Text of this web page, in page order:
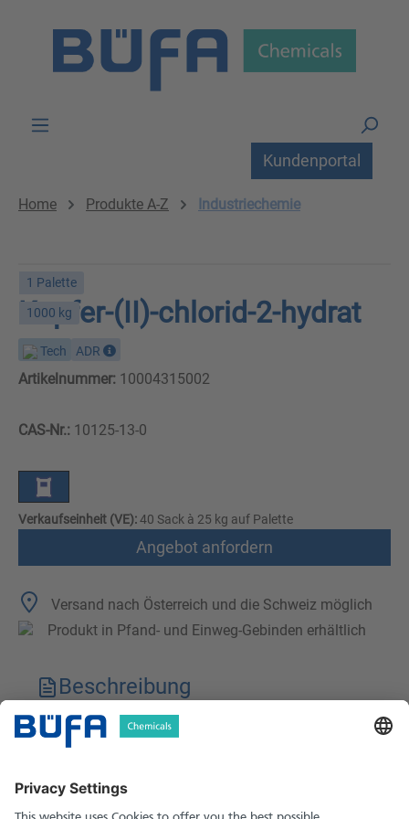
Kundenportal
Home Produkte A-Z Industriechemie
1 Palette
1000 kg
Kupfer-(II)-chlorid-2-hydrat
Tech ADR
Artikelnummer: 10004315002
CAS-Nr.: 10125-13-0
Verkaufseinheit (VE):40 Sack à 25 kg auf Palette
Angebot anfordern
Versand nach Österreich und die Schweiz möglich
Produkt in Pfand- und Einweg-Gebinden erhältlich
Beschreibung
Technische Merkmale
Sicherheitshinweise